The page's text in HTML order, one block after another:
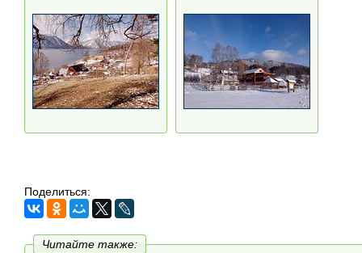
Поделиться:
Читайте также: